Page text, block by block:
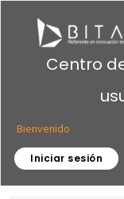
Centro
Bienvenido
Iniciar sesión